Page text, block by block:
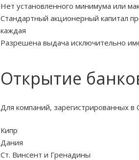
Нет установленного минимума или
Стандартный акционерный капитал
каждая
Разрешена выдача исключительно
Открытие
Для компаний, зарегистрированных
Кипр
Дания
Ст. Винсент и Гренадины